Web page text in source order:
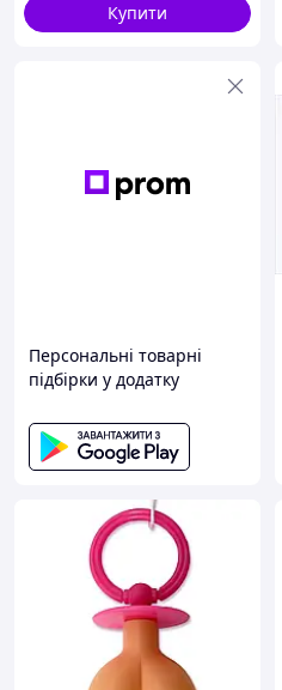
Купити
Персональні товарні
підбірки у додатку